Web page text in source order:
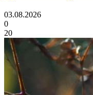
03.08.2026
0
20